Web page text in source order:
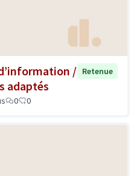
/
adaptés
Retenue
0 0